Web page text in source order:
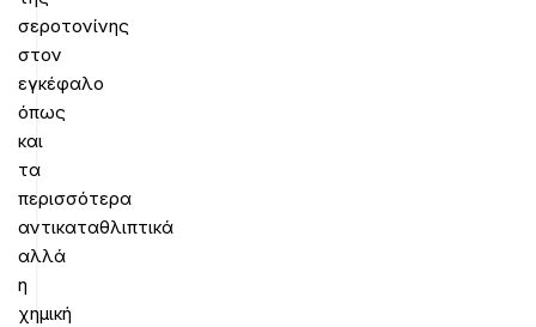
σεροτονίνης
στον
εγκέφαλο
όπως
και
τα
περισσότερα
αντικαταθλιπτικά
αλλά
η
χημική